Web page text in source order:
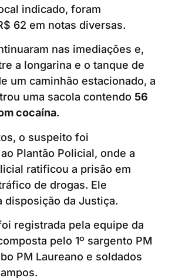
indicado, foram
62 em notas diversas.
nas imediações e,
a longarina e o tanque de
um caminhão estacionado, a
uma sacola contendo 56
cocaína.
o suspeito foi
Plantão Policial, onde a
ratificou a prisão em
de drogas. Ele
disposição da Justiça.
registrada pela equipe da
pelo 1º sargento PM
PM Laureano e soldados